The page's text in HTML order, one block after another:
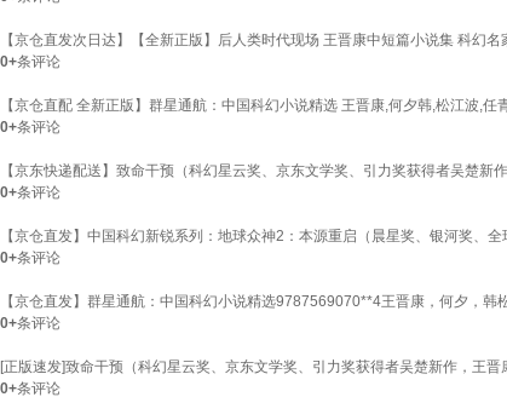
【京仓直发次日达】【全新正版】后人类时代现场 王晋康中短篇小说集 科幻
0+条评论
【京仓直配 全新正版】群星通航：中国科幻小说精选 王晋康,何夕韩,松江波,
0+条评论
【京东快递配送】致命干预（科幻星云奖、京东文学奖、引力奖获得者吴楚
0+条评论
【京仓直发】中国科幻新锐系列：地球众神2：本源重启（晨星奖、银河奖
0+条评论
【京仓直发】群星通航：中国科幻小说精选9787569070**4王晋康，何夕，韩
0+条评论
[正版速发]致命干预（科幻星云奖、京东文学奖、引力奖获得者吴楚新作，王
0+条评论